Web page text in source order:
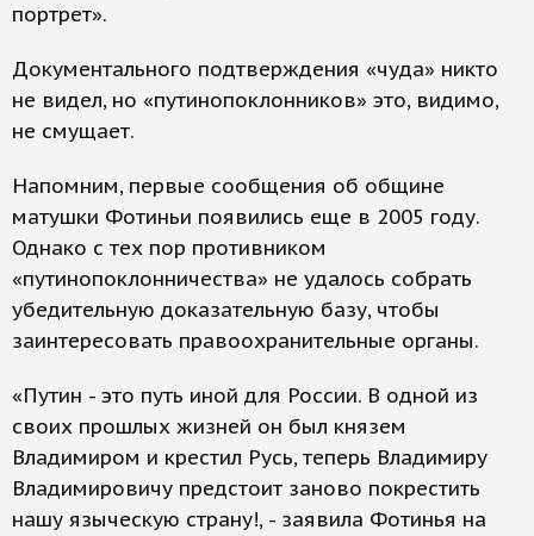
портрет».
Документального подтверждения «чуда» никто
не видел, но «путинопоклонников» это, видимо,
не смущает.
Напомним, первые сообщения об общине
матушки Фотиньи появились еще в 2005 году.
Однако с тех пор противником
«путинопоклонничества» не удалось собрать
убедительную доказательную базу, чтобы
заинтересовать правоохранительные органы.
«Путин - это путь иной для России. В одной из
своих прошлых жизней он был князем
Владимиром и крестил Русь, теперь Владимиру
Владимировичу предстоит заново покрестить
нашу языческую страну!, - заявила Фотинья на